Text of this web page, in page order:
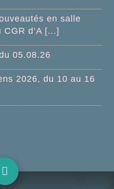
en salle
d’A [...]
05.08.26
2026, du 10 au 16